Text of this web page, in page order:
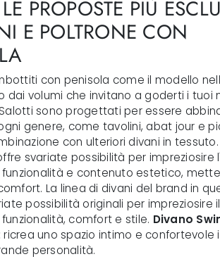
PROPOSTE PIÙ
E POLTRONE CON
con penisola come il modello
dai volumi che invitano a goderti i tuoi
sono progettati per essere
genere, come tavolini, abat jour e
con ulteriori divani in
svariate possibilità per impreziosire
funzionalità e contenuto estetico,
La linea di divani del brand in
possibilità originali per impreziosire
comfort e stile. Divano
ricrea uno spazio intimo e confortevole
personalità.